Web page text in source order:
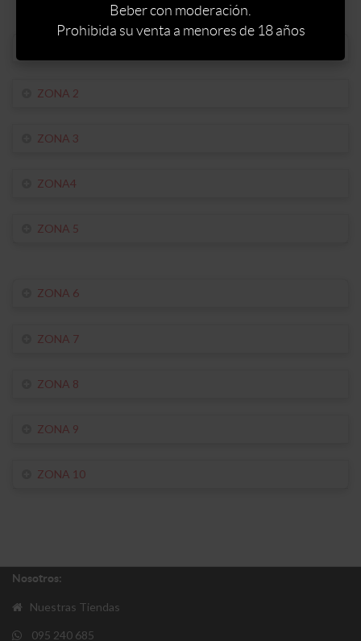
ZONA 2
ZONA 3
ZONA4
ZONA 5
ZONA 6
ZONA 7
ZONA 8
ZONA 9
ZONA 10
Nosotros:
Nuestras Tiendas
095 240 685
Beber con moderación.
Prohibida su venta a menores de 18 años